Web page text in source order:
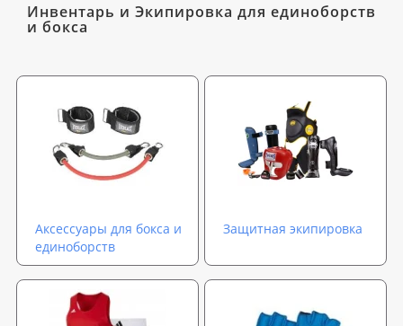
Инвентарь и Экипировка для единоборств
и бокса
Аксессуары для бокса и
единоборств
Защитная экипировка